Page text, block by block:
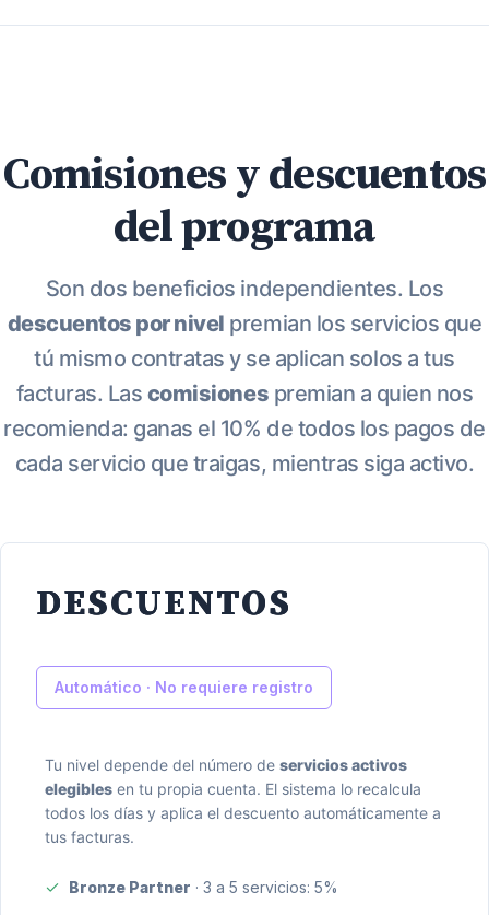
Comisiones y descuentos
del programa
Son dos beneficios independientes. Los
descuentos por nivel premian los servicios que
tú mismo contratas y se aplican solos a tus
facturas. Las comisiones premian a quien nos
recomienda: ganas el 10% de todos los pagos de
cada servicio que traigas, mientras siga activo.
DESCUENTOS
Automático · No requiere registro
Tu nivel depende del número de servicios activos
elegibles en tu propia cuenta. El sistema lo recalcula
todos los días y aplica el descuento automáticamente a
tus facturas.
Bronze Partner · 3 a 5 servicios: 5%